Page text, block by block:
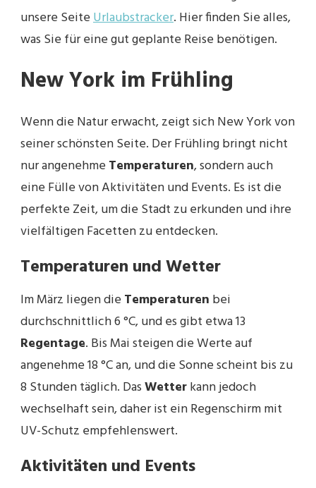
unsere SeiteUrlaubstracker. Hier finden Sie alles,
was Sie für eine gut geplante Reise benötigen.
New York im Frühling
Wenn die Natur erwacht, zeigt sich New York von
seiner schönsten Seite. Der Frühling bringt nicht
nur angenehme Temperaturen, sondern auch
eine Fülle von Aktivitäten und Events. Es ist die
perfekte Zeit, um die Stadt zu erkunden und ihre
vielfältigen Facetten zu entdecken.
Temperaturen und Wetter
Im März liegen die Temperaturen bei
durchschnittlich 6 °C, und es gibt etwa 13
Regentage. Bis Mai steigen die Werte auf
angenehme 18 °C an, und die Sonne scheint bis zu
8 Stunden täglich. DasWetterkann jedoch
wechselhaft sein, daher ist ein Regenschirm mit
UV-Schutz empfehlenswert.
Aktivitäten und Events